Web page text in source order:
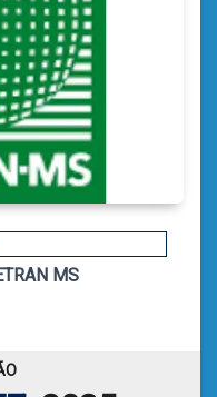
MS
12 LOTES